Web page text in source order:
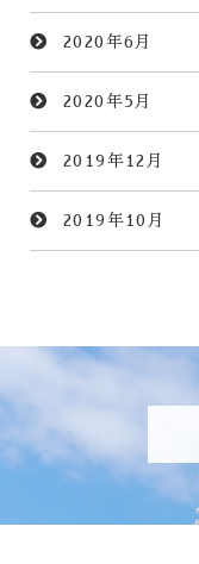
2020年6月
2020年5月
2019年12月
2019年10月